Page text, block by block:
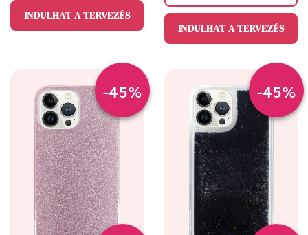
INDULHAT A TERVEZÉS
INDULHAT A TERVEZÉS
-45% -45%